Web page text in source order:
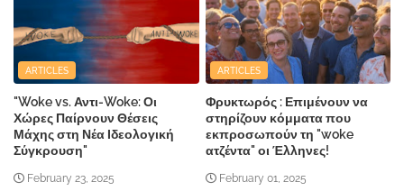
ARTICLES
"Woke vs. Αντι-Woke: Οι
Χώρες Παίρνουν Θέσεις
Μάχης στη Νέα Ιδεολογική
Σύγκρουση"
February 23, 2025
ARTICLES
Φρυκτωρός : Επιμένουν να
στηρίζουν κόμματα που
εκπροσωπούν τη "woke
ατζέντα" οι Έλληνες!
February 01, 2025